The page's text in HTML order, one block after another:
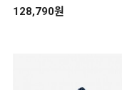
128,790원